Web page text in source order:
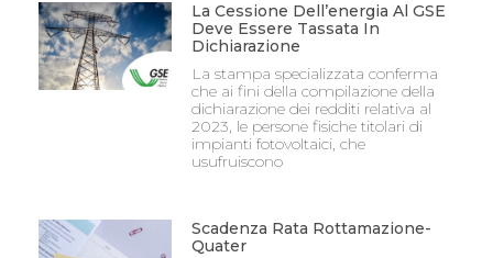
La Cessione Dell’energia Al GSE
Deve Essere Tassata In
Dichiarazione
La stampa specializzata conferma
che ai fini della compilazione della
dichiarazione dei redditi relativa al
2023, le persone fisiche titolari di
impianti fotovoltaici, che
usufruiscono
Scadenza Rata Rottamazione-
Quater